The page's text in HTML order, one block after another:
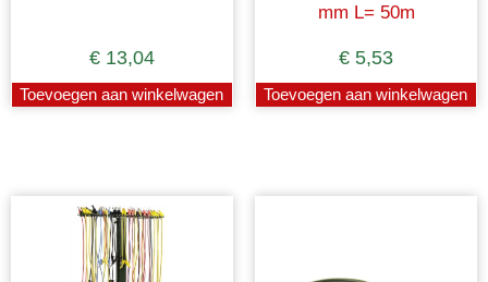
€ 13,04
Toevoegen aan winkelwagen
mm L= 50m
€ 5,53
Toevoegen aan winkelwagen